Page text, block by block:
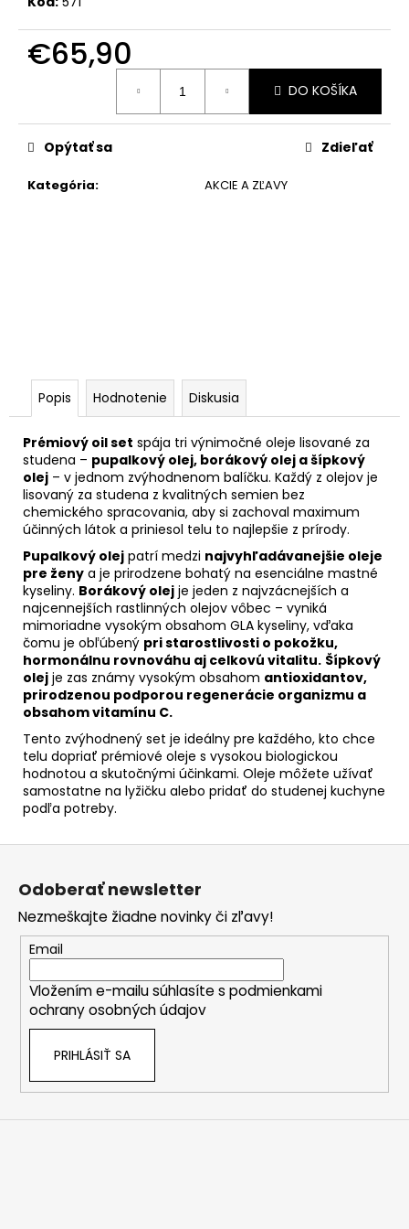
€65,90
DO KOŠÍKA
Kategória: AKCIE A ZĽAVY
Opýtať sa Zdieľať
Popis Hodnotenie Diskusia
Prémiový oil set spája tri výnimočné oleje lisované za
studena – pupalkový olej, borákový olej a šípkový
olej – v jednom zvýhodnenom balíčku. Každý z olejov je
lisovaný za studena z kvalitných semien bez
chemického spracovania, aby si zachoval maximum
účinných látok a priniesol telu to najlepšie z prírody.
Pupalkový olej patrí medzi najvyhľadávanejšie oleje
pre ženy a je prirodzene bohatý na esenciálne mastné
kyseliny. Borákový olej je jeden z najvzácnejších a
najcennejších rastlinných olejov vôbec – vyniká
mimoriadne vysokým obsahom GLA kyseliny, vďaka
čomu je obľúbený pri starostlivosti o pokožku,
hormonálnu rovnováhu aj celkovú vitalitu. Šípkový
olej je zas známy vysokým obsahom antioxidantov,
prirodzenou podporou regenerácie organizmu a
obsahom vitamínu C.
Tento zvýhodnený set je ideálny pre každého, kto chce
telu dopriať prémiové oleje s vysokou biologickou
hodnotou a skutočnými účinkami. Oleje môžete užívať
samostatne na lyžičku alebo pridať do studenej kuchyne
podľa potreby.
a
m
e
Odoberať newsletter
Nezmeškajte žiadne novinky či zľavy!
Email
Vložením e-mailu súhlasíte s podmienkami
ochrany osobných údajov
PRIHLÁSIŤ SA